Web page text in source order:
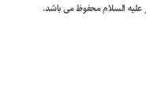
علیه السلام محفوظ می باشد.